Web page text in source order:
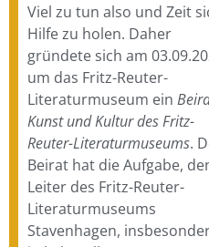
Viel zu tun also und Zeit
Hilfe zu holen. Daher
gründete sich am
um das Fritz-Reuter-
Literaturmuseum ein
Kunst und Kultur des Fritz-
Reuter-Literaturmuseums.
Beirat hat die Aufgabe,
Leiter des Fritz-Reuter-
Literaturmuseums
Stavenhagen,